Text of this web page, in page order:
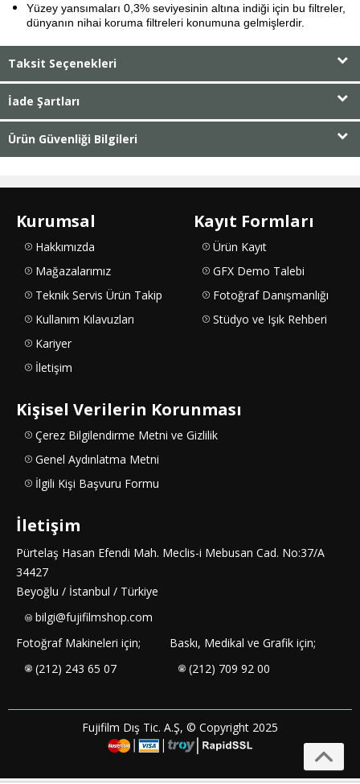
Yüzey yansımaları 0,3% seviyesinin altına indiği için bu filtreler,
dünyanın nihai koruma filtreleri konumuna gelmişlerdir.
Taksit Seçenekleri
İade Şartları
Ürün Güvenliği Bilgileri
Kurumsal
Hakkımızda
Mağazalarımız
Teknik Servis Ürün Takip
Kullanım Kılavuzları
Kariyer
İletişim
Kayıt Formları
Ürün Kayıt
GFX Demo Talebi
Fotoğraf Danışmanlığı
Stüdyo ve Işık Rehberi
Kişisel Verilerin Korunması
Çerez Bilgilendirme Metni ve Gizlilik
Genel Aydınlatma Metni
İlgili Kişi Başvuru Formu
İletişim
Pürtelaş Hasan Efendi Mah. Meclis-i Mebusan Cad. No:37/A
34427
Beyoğlu / İstanbul / Türkiye
bilgi@fujifilmshop.com
Fotoğraf Makineleri için;
(212) 243 65 07
Baskı, Medikal ve Grafik için;
(212) 709 92 00
Fujifilm Dış Tic. A.Ş, © Copyright 2025